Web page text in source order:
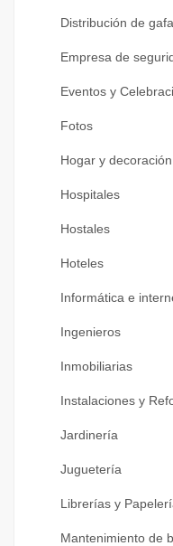
Distribución de
Empresa de
Eventos y
Fotos
Hogar y decoración
Hospitales
Hostales
Hoteles
Informática e
Ingenieros
Inmobiliarias
Instalaciones y
Jardinería
Juguetería
Librerías y
Mantenimiento de